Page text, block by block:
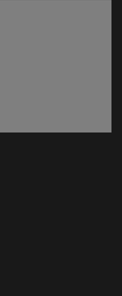
ventana)
ventana)